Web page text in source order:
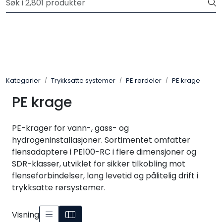
Skip to main content
Registrer deg som bruker i vår nettbutikk for full oversikt
Kategorier Trykksatte systemer PE rørdeler PE krage
PE krage
PE-krager for vann-, gass- og
hydrogeninstallasjoner. Sortimentet omfatter
flensadaptere i PE100-RC i flere dimensjoner og
SDR-klasser, utviklet for sikker tilkobling mot
flenseforbindelser, lang levetid og pålitelig drift i
trykksatte rørsystemer.
Visning
Verktøy & maskin
Grøftesikring
Utleie
Pumper
Alle produkter